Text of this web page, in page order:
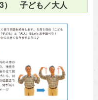
） 子ども／大人